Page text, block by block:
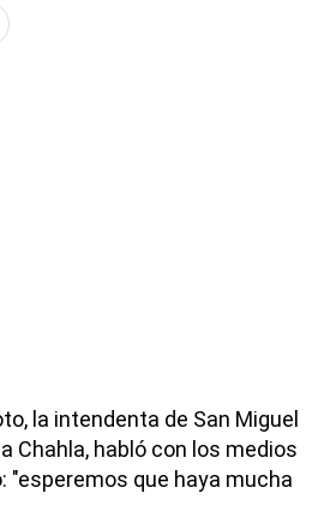
la intendenta de San Miguel
Chahla, habló con los medios
"esperemos que haya mucha